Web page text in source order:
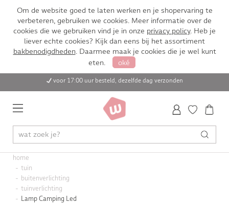
Om de website goed te laten werken en je shopervaring te
verbeteren, gebruiken we cookies. Meer informatie over de
cookies die we gebruiken vind je in onze privacy policy. Heb je
liever echte cookies? Kijk dan eens bij het assortiment
bakbenodigdheden. Daarmee maak je cookies die je wel kunt
eten.
oké
voor 17:00 uur besteld, dezelfde dag verzonden
home
tuin
buitenverlichting
tuinverlichting
Lamp Camping Led